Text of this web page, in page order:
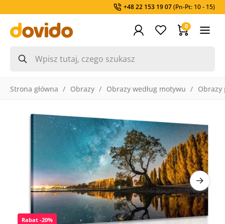
+48 22 153 19 07(Pn-Pt: 10 - 15)
0
Strona główna Obrazy Obrazy według motywu Obrazy
Rabat -20%